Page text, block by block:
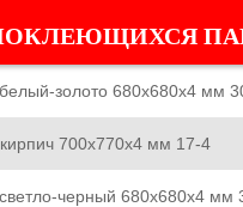
золото 680x680x4 мм
700x770x4 мм 17-4
черный 680x680x4 мм